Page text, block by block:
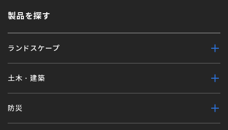
製品を探す
ランドスケープ
土木・建築
防災